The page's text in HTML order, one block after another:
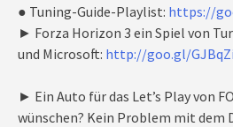
● Tuning-Guide-Playlist: https://
► Forza Horizon 3 ein Spiel von
und Microsoft: http://goo.gl/GJBqZi
► Ein Auto für das Let’s Play von
wünschen? Kein Problem mit dem